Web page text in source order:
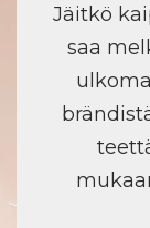
Jäitkö
saa